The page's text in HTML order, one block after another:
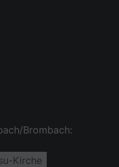
Brombach:
Kirche